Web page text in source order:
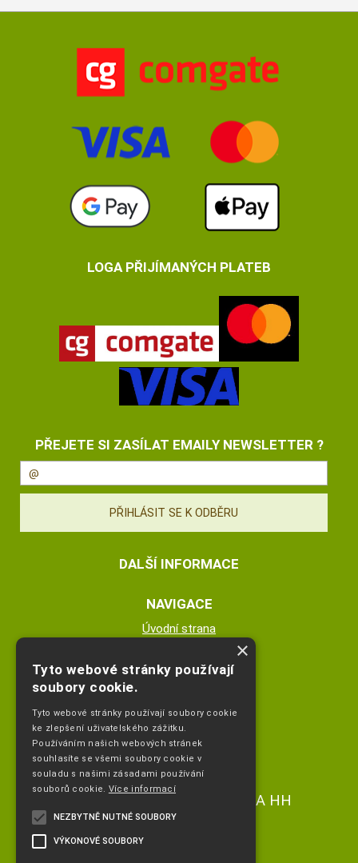
LOGA PŘIJÍMANÝCH PLATEB
PŘEJETE SI ZASÍLAT EMAILY NEWSLETTER ?
DALŠÍ INFORMACE
NAVIGACE
Úvodní strana
Nákupní košík
Obchodní podmínky
Odstoupeni od smlouvy
ESHOP PROVOZUJE
Ing. Hana Čejdíková POPLETA HH
+420 736773336
×
Tyto webové stránky používají
soubory cookie.
Tyto webové stránky používají soubory cookie
ke zlepšení uživatelského zážitku.
Používáním našich webových stránek
souhlasíte se všemi soubory cookie v
souladu s našimi zásadami používání
souborů cookie. Více informací
NEZBYTNĚ NUTNÉ SOUBORY
VÝKONOVÉ SOUBORY